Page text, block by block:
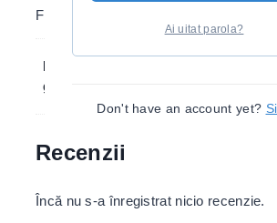
Fluturas Cauciucat
Pinuri-metalice-
good-vibes-time
Good Vibe All
Darkest Night,
Recenzii
Încă nu s-a înregistrat nicio recenzie.
Ai uitat parola?
Don't have an account yet?